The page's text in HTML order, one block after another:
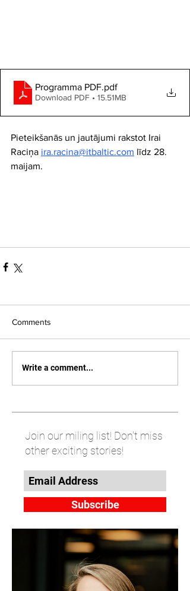
Programma PDF.pdf
Download PDF • 15.51MB
Pieteikšanās un jautājumi rakstot Irai
Raciņa ira.racina@itbaltic.com līdz 28.
maijam.
Comments
Write a comment...
Join our miling list! Don't miss
other exciting stories!
Subscribe